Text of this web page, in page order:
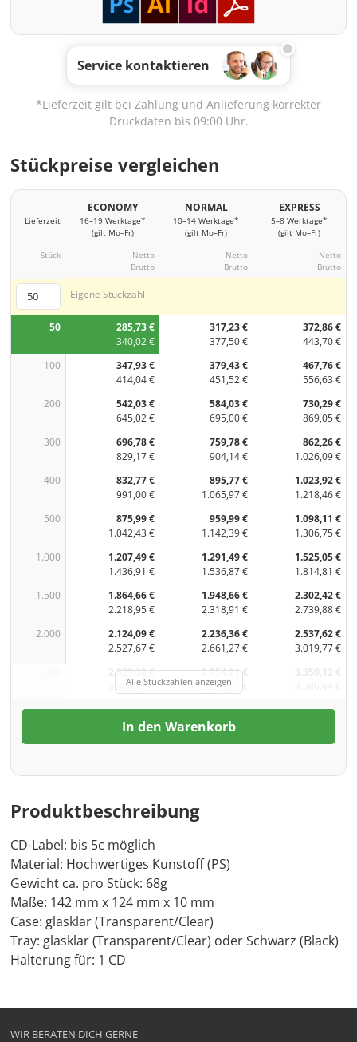
Service kontaktieren
*Lieferzeit gilt bei Zahlung und Anlieferung korrekter
Druckdaten bis 09:00 Uhr.
Stückpreise vergleichen
Lieferzeit
ECONOMY
16–19 Werktage*
(gilt Mo–Fr)
NORMAL
10–14 Werktage*
(gilt Mo–Fr)
EXPRESS
5–8 Werktage*
(gilt Mo–Fr)
Stück
Netto
Brutto
Netto
Brutto
Netto
Brutto
Eigene Stückzahl
50
285,73 €
340,02 €
317,23 €
377,50 €
372,86 €
443,70 €
100
347,93 €
414,04 €
379,43 €
451,52 €
467,76 €
556,63 €
200
542,03 €
645,02 €
584,03 €
695,00 €
730,29 €
869,05 €
300
696,78 €
829,17 €
759,78 €
904,14 €
862,26 €
1.026,09 €
400
832,77 €
991,00 €
895,77 €
1.065,97 €
1.023,92 €
1.218,46 €
500
875,99 €
1.042,43 €
959,99 €
1.142,39 €
1.098,11 €
1.306,75 €
1.000
1.207,49 €
1.436,91 €
1.291,49 €
1.536,87 €
1.525,05 €
1.814,81 €
1.500
1.864,66 €
2.218,95 €
1.948,66 €
2.318,91 €
2.302,42 €
2.739,88 €
2.000
2.124,09 €
2.527,67 €
2.236,36 €
2.661,27 €
2.537,62 €
3.019,77 €
2.829,32 €
3.366,89 €
2.954,21 €
3.515,51 €
Alle Stückzahlen anzeigen
In den Warenkorb
Produktbeschreibung
CD-Label: bis 5c möglich
Material: Hochwertiges Kunstoff (PS)
Gewicht ca. pro Stück: 68g
Maße: 142 mm x 124 mm x 10 mm
Case: glasklar (Transparent/Clear)
Tray: glasklar (Transparent/Clear) oder Schwarz (Black)
Halterung für: 1 CD
WIR BERATEN DICH GERNE